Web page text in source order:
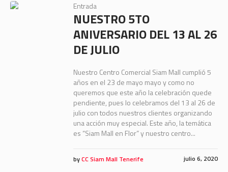
Entrada
NUESTRO 5TO
ANIVERSARIO DEL 13 AL 26
DE JULIO
Nuestro Centro Comercial Siam Mall cumplió 5
años en el 23 de mayo mayo y como no
queremos que este año la celebración quede
pendiente, pues lo celebramos del 13 al 26 de
julio con todos nuestros clientes organizando
una acción muy especial. Este año, la temática
es “Siam Mall en Flor” y nuestro centro...
julio 6, 2020
byCC Siam Mall Tenerife